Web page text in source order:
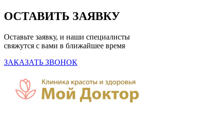
ОСТАВИТЬ ЗАЯВКУ
Оставьте заявку, и наши специалисты
свяжутся с вами в ближайшее время
ЗАКАЗАТЬ ЗВОНОК